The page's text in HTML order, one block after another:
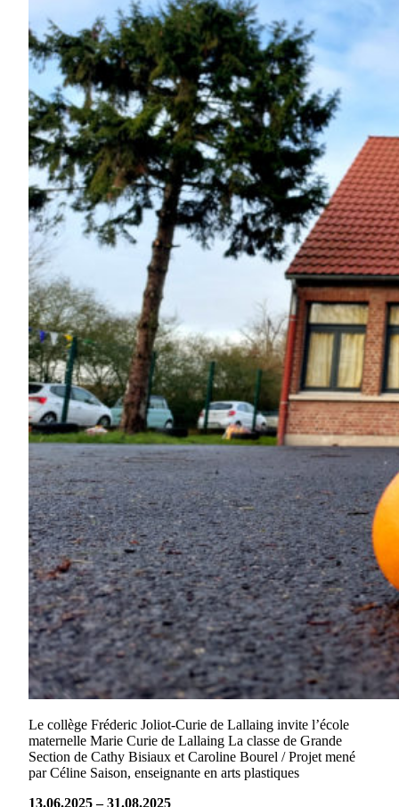
Le collège Fréderic Joliot-Curie de Lallaing invite l’école
maternelle Marie Curie de Lallaing La classe de Grande
Section de Cathy Bisiaux et Caroline Bourel / Projet mené
par Céline Saison, enseignante en arts plastiques
13.06.2025 – 31.08.2025